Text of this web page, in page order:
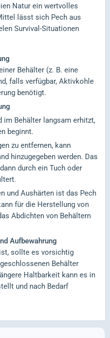
Natur ein wertvolles
lässt sich Pech aus
Survival-Situationen
Behälter (z. B. eine
falls verfügbar, Aktivkohle
benötigt.
im Behälter langsam erhitzt,
beginnt.
zu entfernen, kann
hinzugegeben werden. Das
durch ein Tuch oder
und Aushärten ist das Pech
für die Herstellung von
Abdichten von Behältern
Aufbewahrung
sollte es vorsichtig
Behälter
Haltbarkeit kann es in
und nach Bedarf